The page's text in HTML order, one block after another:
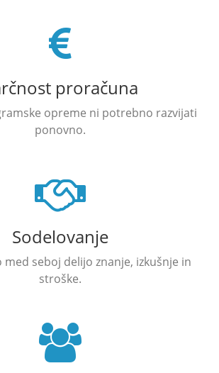
proračuna
opreme ni potrebno razvijati
ponovno.
Sodelovanje
med seboj delijo znanje, izkušnje in
stroške.